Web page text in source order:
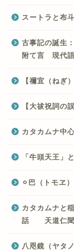
スートラと布
古事記の誕生
附て言 現代
【禰宜（ねぎ
【大祓祝詞の
カタカムナ中
「牛頭天王」
⚪︎巴（トモヱ
カタカムナと
話 天道仁聞
八咫鏡（ヤタ